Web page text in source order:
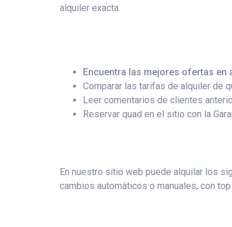
alquiler exacta.
Encuentra las mejores ofertas en
Comparar las tarifas de alquiler de
Leer comentarios de clientes
Reservar quad en el sitio con la
En nuestro sitio web puede alquilar los
cambios automáticos o manuales, con top